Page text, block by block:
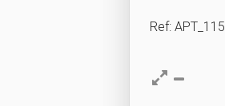
Ref: APT_115